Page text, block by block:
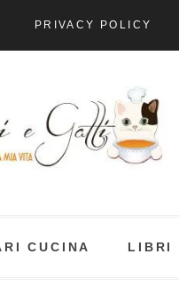
PRIVACY POLICY
CUCINA LIBRI